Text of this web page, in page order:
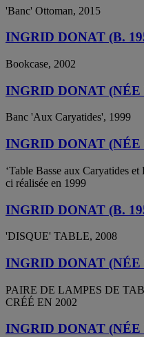
'Banc' Ottoman, 2015
INGRID DONAT (B.
Bookcase, 2002
INGRID DONAT (NÉE
Banc 'Aux Caryatides', 1999
INGRID DONAT (NÉE
‘Table Basse aux Caryatides
ci réalisée en 1999
INGRID DONAT (B.
'DISQUE' TABLE, 2008
INGRID DONAT (NÉE
PAIRE DE LAMPES DE
CRÉÉ EN 2002
INGRID DONAT (NÉE